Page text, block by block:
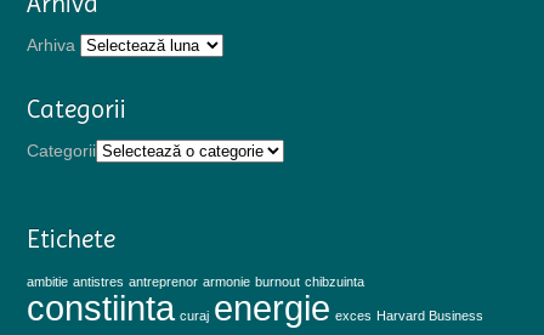
Arhiva
Categorii
Categorii
Etichete
ambitie antistres antreprenor armonie burnout chibzuinta
constiinta curaj energie exces Harvard Business